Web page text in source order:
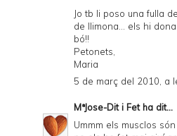
Jo tb li poso una fulla
de llimona... els hi
bó!!
Petonets,
Maria
5 de març del 2010, a
MªJose-Dit i Fetha dit...
Ummm els musclos